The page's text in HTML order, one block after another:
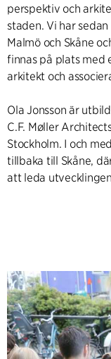
perspektiv och
staden. Vi har
Malmö och Skåne
finnas på plats med
arkitekt och
Ola Jonsson är
C.F. Møller
Stockholm. I och
tillbaka till Skåne,
att leda